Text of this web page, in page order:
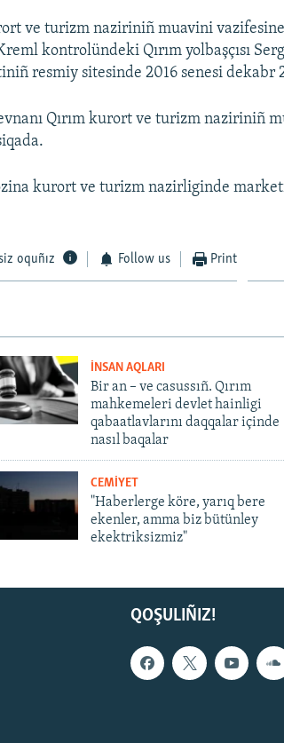
ve turizm naziriniñ muavini
kontrolündeki Qırım yolbaşçısı
resmiy sitesinde 2016 senesi dekabr
Qırım kurort ve turizm naziriniñ
kurort ve turizm nazirliginde
oquñız Follow us Print
İNSAN AQLARI
Bir an – ve casussıñ. Qırım
mahkemeleri devlet hainligi
qabaatlavlarını daqqalar içinde
nasıl baqalar
CEMİYET
"Haberlerge köre, yarıq bere
ekenler, amma biz bütünley
ekektriksizmiz"
QOŞULIÑIZ!